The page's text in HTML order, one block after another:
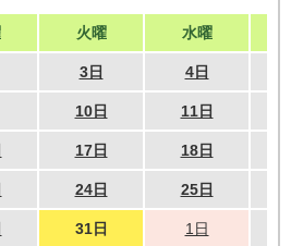
火曜 水曜
3日 4日
10日 11日
17日 18日
24日 25日
31日 1日